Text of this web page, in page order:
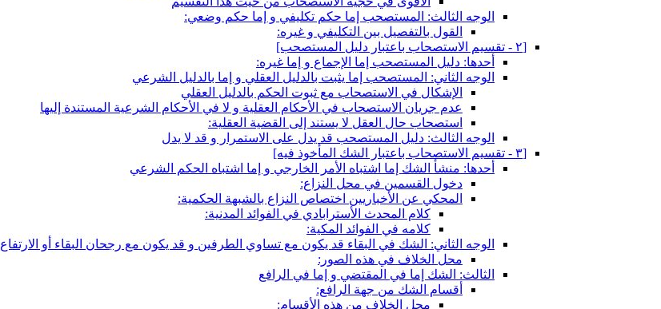
الوجه الثالث: المستصحب إما حكم تكليفي و إما حكم وضعي:
القول بالتفصيل بين التكليفي و غيره:
[٢ - تقسيم الاستصحاب باعتبار دليل المستصحب‏]
أحدها: دليل المستصحب إما الإجماع و إما غيره:
الوجه الثاني: المستصحب إما يثبت بالدليل العقلي و إما بالدليل الشرعي
الإشكال في الاستصحاب مع ثبوت الحكم بالدليل العقلي
عدم جريان الاستصحاب في الأحكام العقلية و لا في الأحكام الشرعية المستندة إليها
استصحاب حال العقل لا يستند إلى القضية العقلية:
الوجه الثالث: دليل المستصحب قد يدل على الاستمرار و قد لا يدل
[٣ - تقسيم الاستصحاب باعتبار الشك المأخوذ فيه‏]
أحدها: منشأ الشك إما اشتباه الأمر الخارجي و إما اشتباه الحكم الشرعي
دخول القسمين في محل النزاع:
المحكي عن الأخباريين اختصاص النزاع بالشبهة الحكمية:
كلام المحدث الأسترابادي في الفوائد المدنية:
كلامه في الفوائد المكية:
الوجه الثاني: الشك في البقاء قد يكون مع تساوي الطرفين و قد يكون مع رجحان البقاء أو الارتفاع
محل الخلاف في هذه الصور:
الثالث: الشك إما في المقتضي و إما في الرافع
أقسام الشك من جهة الرافع:
محل الخلاف من هذه الأقسام: